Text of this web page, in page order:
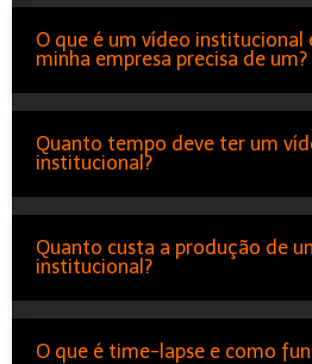
O que é um vídeo institucional
minha empresa precisa de um?
Quanto tempo deve ter um
institucional?
Quanto custa a produção de
institucional?
O que é time-lapse e como